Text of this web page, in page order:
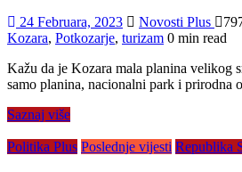
24 Februara, 2023 Novosti Plus
Kozara, Potkozarje, turizam 0 min read
Kažu da je Kozara mala planina velikog
samo planina, nacionalni park i prirodna
Saznaj više
Politika Plus Poslednje vijesti Republika